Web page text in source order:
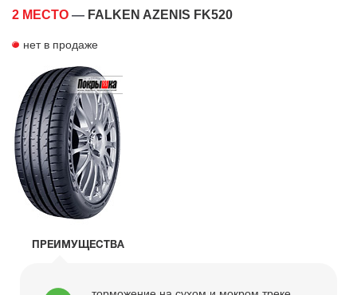
2 МЕСТО — FALKEN AZENIS FK520
нет в продаже
ПРЕИМУЩЕСТВА